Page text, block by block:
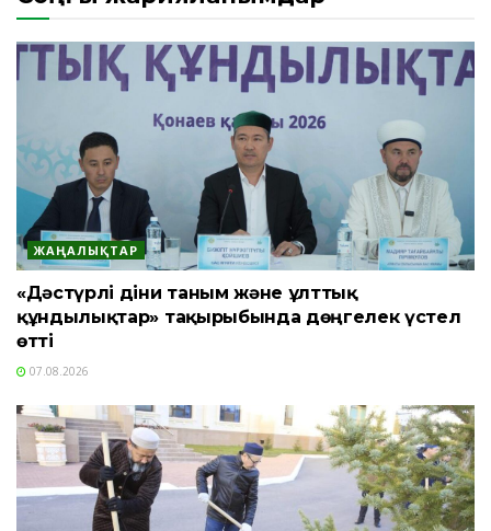
ЖАҢАЛЫҚТАР
«Дәстүрлі діни таным және ұлттық
құндылықтар» тақырыбында дөңгелек үстел
өтті
07.08.2026